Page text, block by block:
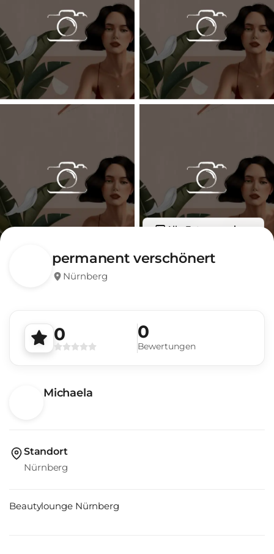
Alle Fotos anzeigen
permanent verschönert
Nürnberg
0 0
Bewertungen
Michaela
Standort
Nürnberg
Beautylounge Nürnberg